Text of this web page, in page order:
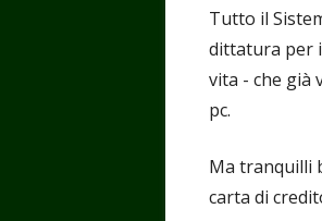
Tutto il
dittatura per
vita - che già
pc.
Ma tranquilli
carta di